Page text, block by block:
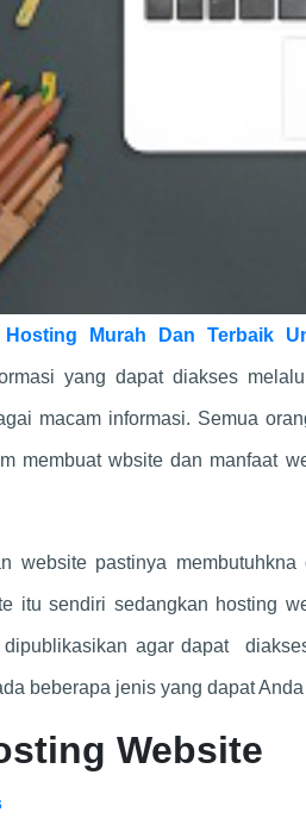
Murah Dan Terbaik
yang dapat diakses
macam informasi. Semua
membuat wbsite dan manfaat
website pastinya
itu sendiri sedangkan hosting
agar dapat
beberapa jenis yang dapat
Website